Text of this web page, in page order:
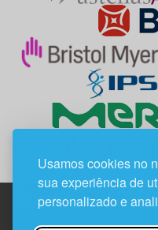
Usamos cookies no
sua experiência de
personalizado e